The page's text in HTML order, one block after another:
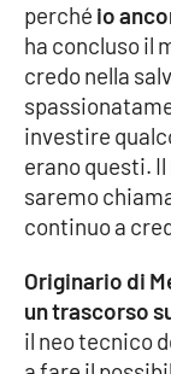
Le perfidie di
Venti di
STREAMING
LaC Network
perché io
ha concluso il
credo nella
investire
erano questi.
saremo
continuo a
Originario di
un trascorso
il neo tecnico